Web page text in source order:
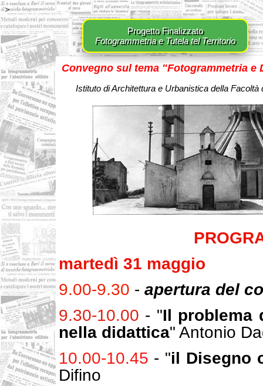
>
Progetto Finalizzato
Fotogrammetria e Tutela tel Territorio
Convegno sul tema "Fotogrammetria e
Istituto di Architettura e Urbanistica della
martedì 31 maggio
9.00-9.30 - apertura del
9.30-10.00 - "Il problema
nella didattica" Antonio
10.00-10.45 - "il Disegno
Difino